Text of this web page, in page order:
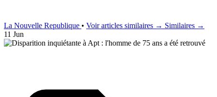
La Nouvelle Republique • Voir articles similaires → Similaires →
11 Jun